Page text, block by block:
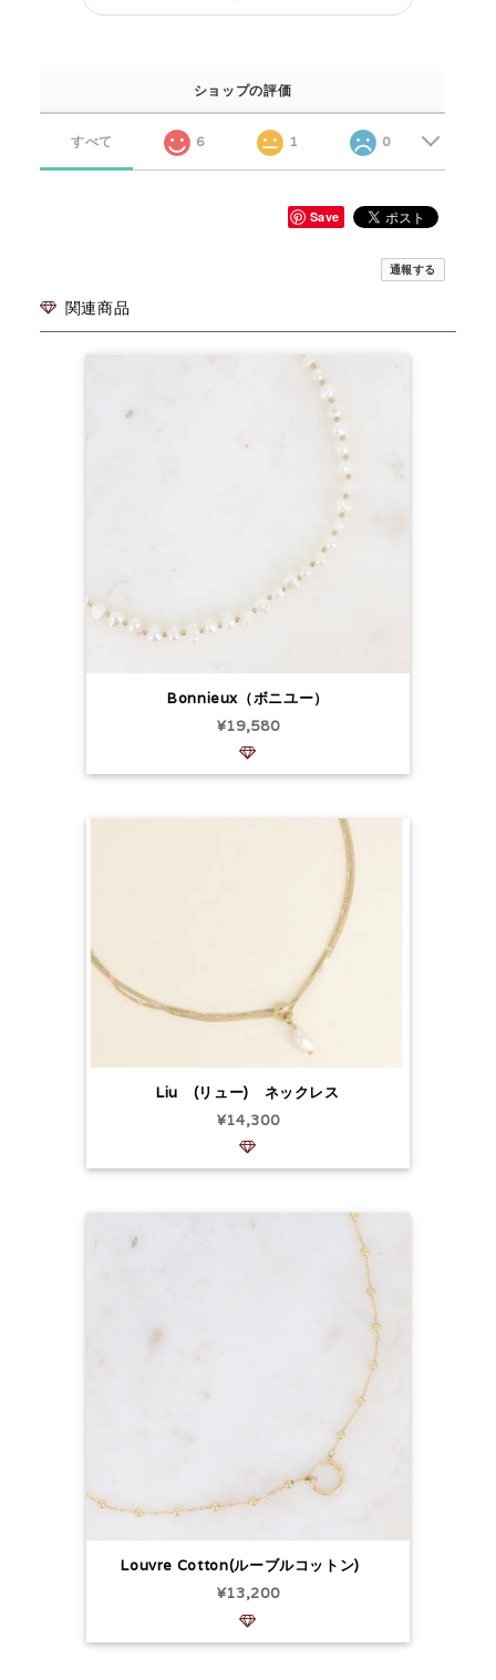
ショップの評価
すべて 6 1 0
Save
通報する
関連商品
Bonnieux（ボニユー）
¥19,580
Liu (リュー) ネックレス
¥14,300
Louvre Cotton(ルーブルコットン)
¥13,200